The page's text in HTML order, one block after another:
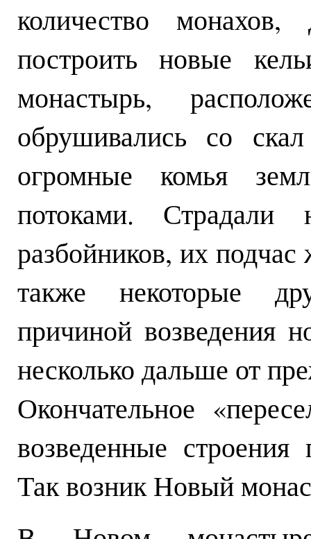
количество
построить новые
монастырь,
обрушивались со
огромные комья
потоками.
разбойников, их
также некоторые
причиной возведения
несколько дальше от
Окончательное
возведенные
Так возник Новый